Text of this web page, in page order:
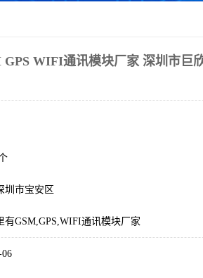
GPS WIFI通讯模块厂家 深圳市巨
圳市宝安区
有GSM,GPS,WIFI通讯模块厂家
06